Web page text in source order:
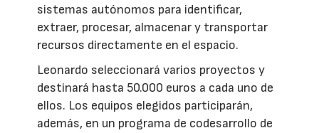
sistemas autónomos para identificar,
extraer, procesar, almacenar y transportar
recursos directamente en el espacio.
Leonardo seleccionará varios proyectos y
destinará hasta 50.000 euros a cada uno de
ellos. Los equipos elegidos participarán,
además, en un programa de codesarrollo de